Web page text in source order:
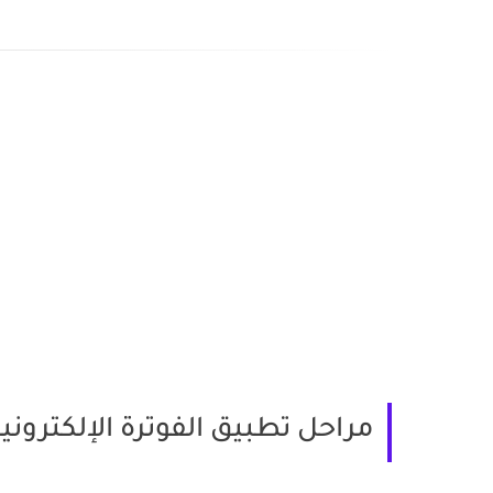
مراحل تطبيق الفوترة